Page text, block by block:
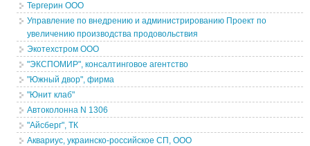
Тергерин ООО
Управление по внедрению и администрированию Проект по
увеличению производства продовольствия
Экотехстром ООО
"ЭКСПОМИР", консалтинговое агентство
"Южный двор", фирма
"Юнит клаб"
Автоколонна N 1306
"Айсберг", ТК
Аквариус, украинско-российское СП, ООО